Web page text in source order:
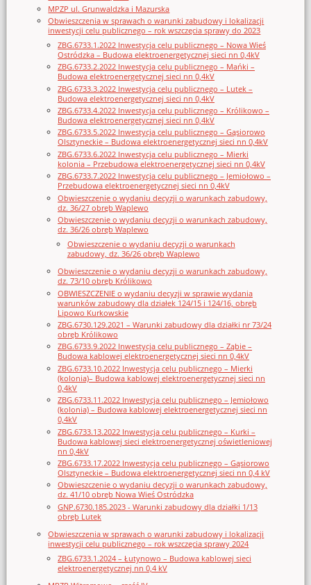
MPZP ul. Grunwaldzka i Mazurska
Obwieszczenia w sprawach o warunki zabudowy i lokalizacji
inwestycji celu publicznego – rok wszczęcia sprawy do 2023
ZBG.6733.1.2022 Inwestycja celu publicznego – Nowa Wieś
Ostródzka – Budowa elektroenergetycznej sieci nn 0,4kV
ZBG.6733.2.2022 Inwestycja celu publicznego – Mańki –
Budowa elektroenergetycznej sieci nn 0,4kV
ZBG.6733.3.2022 Inwestycja celu publicznego – Lutek –
Budowa elektroenergetycznej sieci nn 0,4kV
ZBG.6733.4.2022 Inwestycja celu publicznego – Królikowo –
Budowa elektroenergetycznej sieci nn 0,4kV
ZBG.6733.5.2022 Inwestycja celu publicznego – Gąsiorowo
Olsztyneckie – Budowa elektroenergetycznej sieci nn 0,4kV
ZBG.6733.6.2022 Inwestycja celu publicznego – Mierki
kolonia – Przebudowa elektroenergetycznej sieci nn 0,4kV
ZBG.6733.7.2022 Inwestycja celu publicznego – Jemiołowo –
Przebudowa elektroenergetycznej sieci nn 0,4kV
Obwieszczenie o wydaniu decyzji o warunkach zabudowy,
dz. 36/27 obręb Waplewo
Obwieszczenie o wydaniu decyzji o warunkach zabudowy,
dz. 36/26 obręb Waplewo
Obwieszczenie o wydaniu decyzji o warunkach
zabudowy, dz. 36/26 obręb Waplewo
Obwieszczenie o wydaniu decyzji o warunkach zabudowy,
dz. 73/10 obręb Królikowo
OBWIESZCZENIE o wydaniu decyzji w sprawie wydania
warunków zabudowy dla działek 124/15 i 124/16, obręb
Lipowo Kurkowskie
ZBG.6730.129.2021 – Warunki zabudowy dla działki nr 73/24
obręb Królikowo
ZBG.6733.9.2022 Inwestycja celu publicznego – Ząbie –
Budowa kablowej elektroenergetycznej sieci nn 0,4kV
ZBG.6733.10.2022 Inwestycja celu publicznego – Mierki
(kolonia)– Budowa kablowej elektroenergetycznej sieci nn
0,4kV
ZBG.6733.11.2022 Inwestycja celu publicznego – Jemiołowo
(kolonia) – Budowa kablowej elektroenergetycznej sieci nn
0,4kV
ZBG.6733.13.2022 Inwestycja celu publicznego – Kurki –
Budowa kablowej sieci elektroenergetycznej oświetleniowej
nn 0,4kV
ZBG.6733.17.2022 Inwestycja celu publicznego – Gąsiorowo
Olsztyneckie – Budowa elektroenergetycznej sieci nn 0,4 kV
Obwieszczenie o wydaniu decyzji o warunkach zabudowy,
dz. 41/10 obręb Nowa Wieś Ostródzka
GNP.6730.185.2023 - Warunki zabudowy dla działki 1/13
obręb Lutek
Obwieszczenia w sprawach o warunki zabudowy i lokalizacji
inwestycji celu publicznego – rok wszczęcia sprawy 2024
ZBG.6733.1.2024 – Łutynowo – Budowa kablowej sieci
elektroenergetycznej nn 0,4 kV